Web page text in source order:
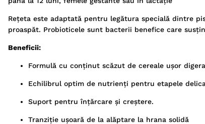
Rețeta este adaptată pentru legătura specială dintre
proaspăt. Probioticele sunt bacterii benefice care
Beneficii:
Formulă cu conținut scăzut de cereale ușor
Echilibrul optim de nutrienți pentru etapele
Suport pentru înțărcare și creștere.
Tranziție ușoară de la alăptare la hrana solidă